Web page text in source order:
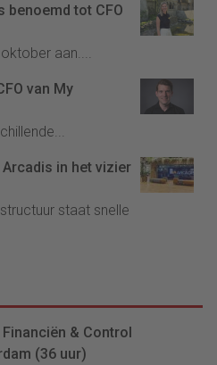
benoemd tot CFO
aan....
van My
in het vizier
staat snelle
& Control
(36 uur)